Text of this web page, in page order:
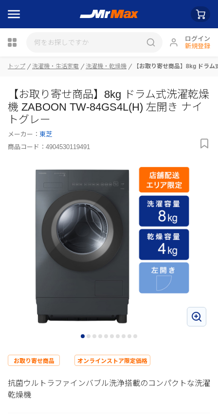
ログイン
新規登録
瓶詰
トップ 洗濯機・生活家電 洗濯機・乾燥機 【お取り寄せ商品】8kg ドラ
【お取り寄せ商品】8kg ドラム式洗濯乾燥
機 ZABOON TW-84GS4L(H) 左開き ナイ
トグレー
メーカー： 東芝
商品コード： 4904530119491
お取り寄せ商品 オンラインストア限定価格
抗菌ウルトラファインバブル洗浄搭載のコンパクトな洗濯
乾燥機